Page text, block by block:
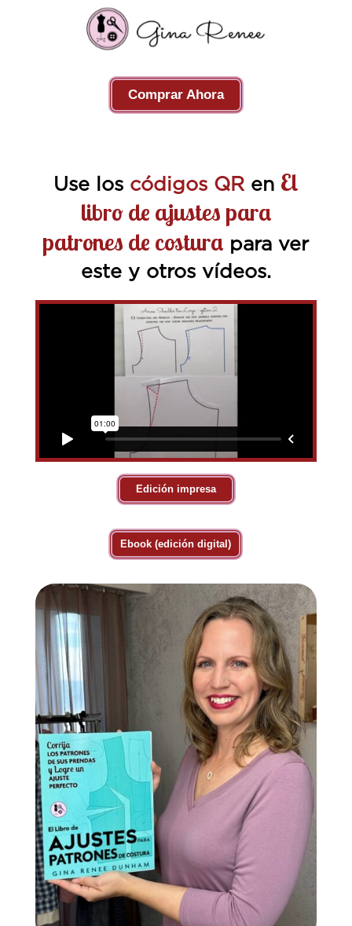
Comprar Ahora
Use los códigos QRen El
libro de ajustes para
patrones de costura para ver
este y otros vídeos.
Edición impresa
Ebook (edición digital)